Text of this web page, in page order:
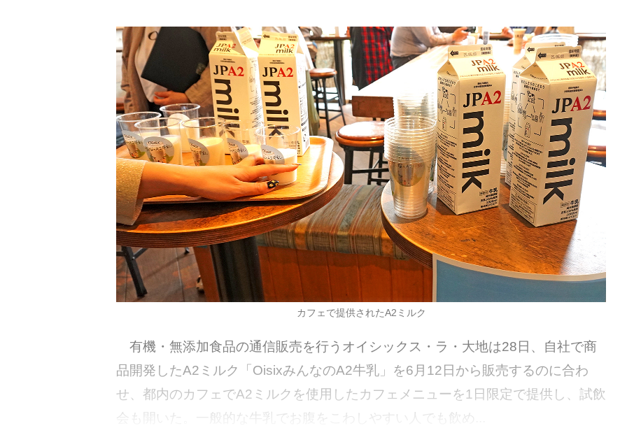
カフェで提供されたA2ミルク
有機・無添加食品の通信販売を行うオイシックス・ラ・大地は28日、自社で商
品開発したA2ミルク「OisixみんなのA2牛乳」を6月12日から販売するのに合わ
せ、都内のカフェでA2ミルクを使用したカフェメニューを1日限定で提供し、試飲
会も開いた。一般的な牛乳でお腹をこわしやすい人でも飲め...